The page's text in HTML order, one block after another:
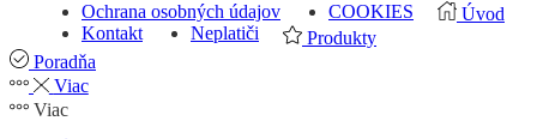
Ochrana osobných údajov
COOKIES
Kontakt
Neplatiči
Úvod
Produkty
Poradňa
Viac
Viac